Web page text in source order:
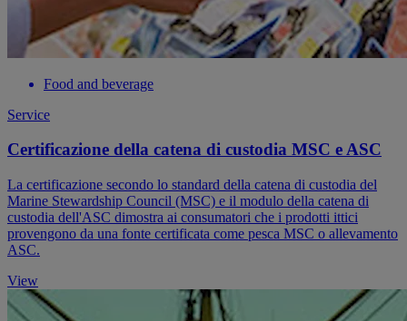
Food and beverage
Service
Certificazione della catena di custodia MSC e ASC
La certificazione secondo lo standard della catena di custodia del
Marine Stewardship Council (MSC) e il modulo della catena di
custodia dell'ASC dimostra ai consumatori che i prodotti ittici
provengono da una fonte certificata come pesca MSC o allevamento
ASC.
View